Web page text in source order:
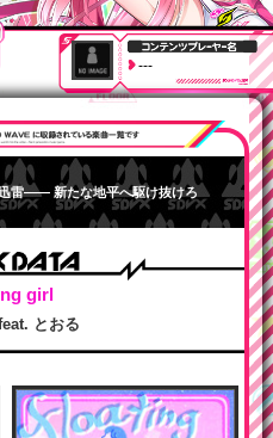
---
雷―― 新たな地平へ駆け抜けろ
girl
とおる